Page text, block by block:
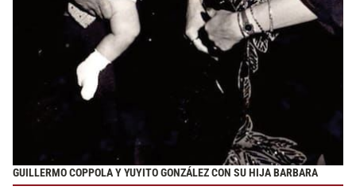
GUILLERMO COPPOLA Y YUYITO GONZÁLEZ CON SU HIJA BARBARA